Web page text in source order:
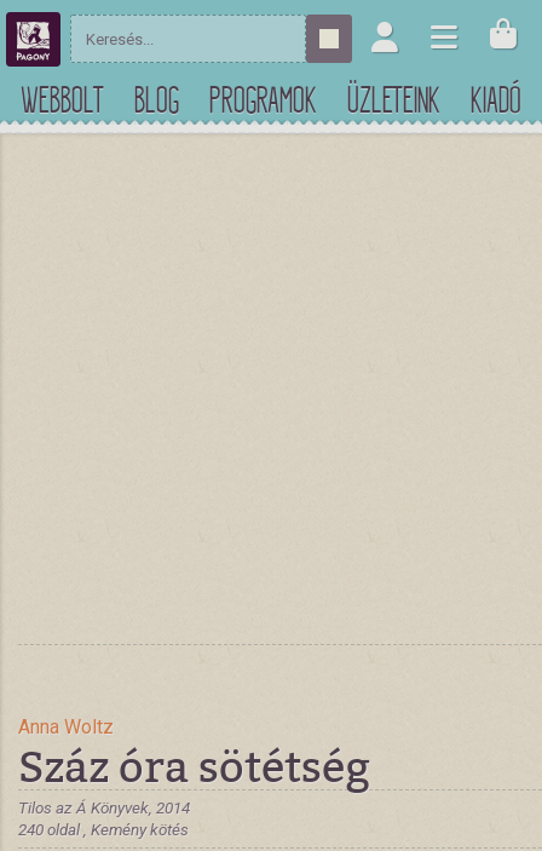
WEBBOLT BLOG PROGRAMOK ÜZLETEINK KIADÓ
Anna Woltz
Száz óra sötétség
Tilos az Á Könyvek, 2014
240 oldal , Kemény kötés